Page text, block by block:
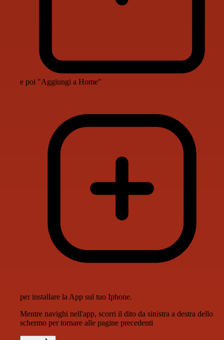
e poi "Aggiungi a Home"
per installare la App sul tuo Iphone.
Mentre navighi nell'app, scorri il dito da sinistra a destra dello
schermo per tornare alle pagine precedenti